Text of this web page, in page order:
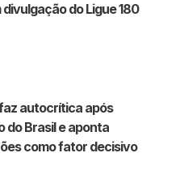
divulgação do Ligue 180
autocrítica após
do Brasil e aponta
como fator decisivo